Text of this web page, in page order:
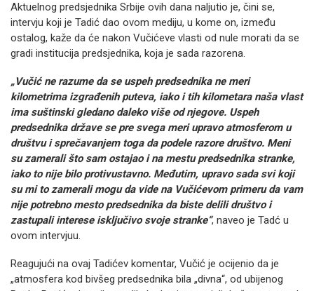
Aktuelnog predsjednika Srbije ovih dana naljutio je, čini se,
intervju koji je Tadić dao ovom mediju, u kome on, između
ostalog, kaže da će nakon Vučićeve vlasti od nule morati da se
gradi institucija predsjednika, koja je sada razorena.
„Vučić ne razume da se uspeh predsednika ne meri
kilometrima izgrađenih puteva, iako i tih kilometara naša vlast
ima suštinski gledano daleko više od njegove. Uspeh
predsednika države se pre svega meri upravo atmosferom u
društvu i sprečavanjem toga da podele razore društvo. Meni
su zamerali što sam ostajao i na mestu predsednika stranke,
iako to nije bilo protivustavno. Međutim, upravo sada svi koji
su mi to zamerali mogu da vide na Vučićevom primeru da vam
nije potrebno mesto predsednika da biste delili društvo i
zastupali interese isključivo svoje stranke“, naveo je Tadć u
ovom intervjuu.
Reagujući na ovaj Tadićev komentar, Vučić je ocijenio da je
„atmosfera kod bivšeg predsednika bila „divna“, od ubijenog